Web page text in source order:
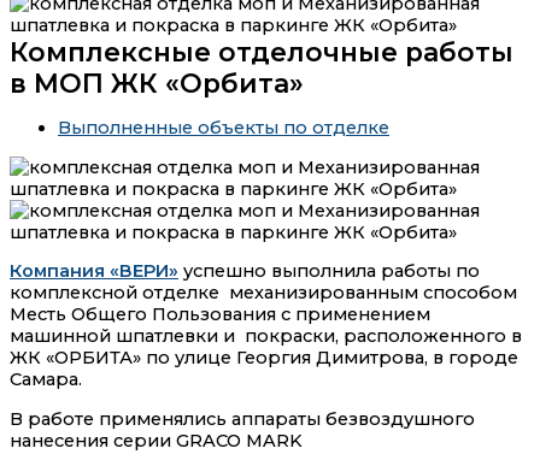
Комплексные отделочные работы
в МОП ЖК «Орбита»
Выполненные объекты по отделке
Компания «ВЕРИ» успешно выполнила работы по
комплексной отделке механизированным способом
Месть Общего Пользования с применением
машинной шпатлевки и покраски, расположенного в
ЖК «ОРБИТА» по улице Георгия Димитрова, в городе
Самара.
В работе применялись аппараты безвоздушного
нанесения серии GRACO MARK